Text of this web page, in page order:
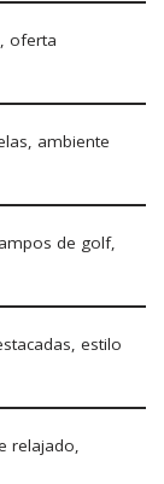
oferta
ambiente
de golf,
estilo
relajado,